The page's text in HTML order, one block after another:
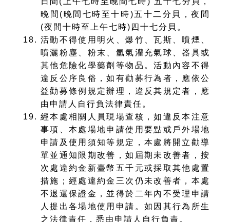
晚間(晚間七時至十時)五十二分貝，夜間
(夜間十時至上午七時)四十七分貝。
活動不得使用明火、爆竹、瓦斯、噴煙、
噴灑粉塵、粉末、氫氣灌充氣球、器具或
其他危險化學藥劑等物品。活動內容不得
違反公序良俗，如有勸募行為者，應依公
益勸募條例規定辦理，違反其規定者，應
由申請人自行負法律責任。
經本處相關人員現場查核，如違反本注意
事項、本處場地申請使用要點或戶外場地
申請及使用須知等規定，本處將開立勸導
單並通知限期改善，如屆期未改善者，按
次處違約金新臺幣五千元或採取其他處置
措施；經處違約金三次仍未改善者，本處
不退還保證金，並得於二年內不受理申請
人提出各場地使用申請。如因其行為所生
之法律責任，悉由申請人自行負責。